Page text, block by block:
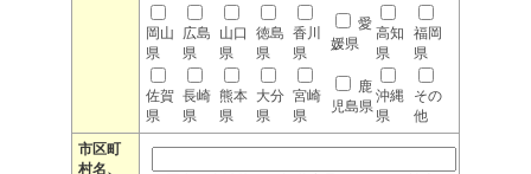
岡山
県
広島
県
山口
県
徳島
県
香川
県
愛
媛県
高知
県
福岡
県
佐賀
県
長崎
県
熊本
県
大分
県
宮崎
県
鹿
児島県
沖縄
県
その
他
市区町
村名、